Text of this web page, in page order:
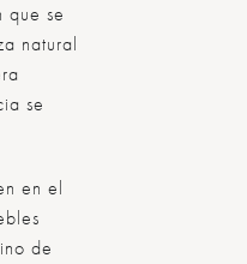
que se
natural
se
en el
de